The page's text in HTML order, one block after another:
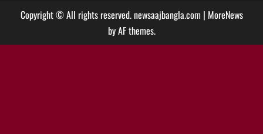
Copyright © All rights reserved. newsaajbangla.com | MoreNews
by AF themes.